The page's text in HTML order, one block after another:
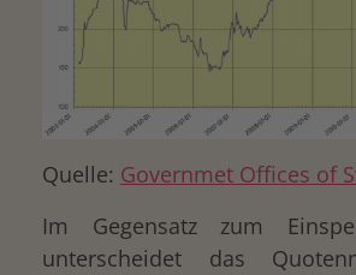
Quelle: Governmet Offices of
Im Gegensatz zum
unterscheidet das